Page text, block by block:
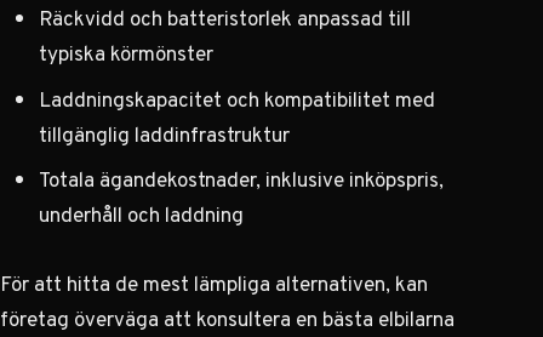
Räckvidd och batteristorlek anpassad till
typiska körmönster
Laddningskapacitet och kompatibilitet med
tillgänglig laddinfrastruktur
Totala ägandekostnader, inklusive inköpspris,
underhåll och laddning
För att hitta de mest lämpliga alternativen, kan
företag överväga att konsultera en bästa elbilarna